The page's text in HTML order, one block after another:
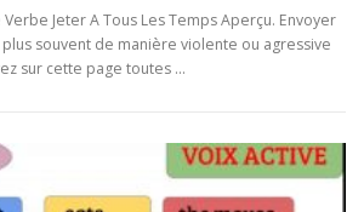
Jeter A Tous Les Temps Aperçu. Envoyer
souvent de manière violente ou agressive
sur cette page toutes …